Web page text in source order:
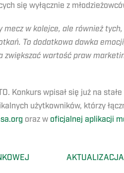
się wyłącznie z
w kolejce, ale również
To dodatkowa dawka
zwiększać wartość praw
Konkurs wpisał się już na
użytkowników, którzy
oraz w oficjalnej aplikacji